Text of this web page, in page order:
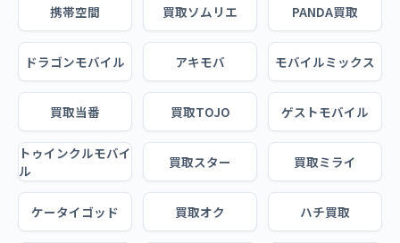
携帯空間 買取ソムリエ PANDA買取
ドラゴンモバイル アキモバ モバイルミックス
買取当番 買取TOJO ゲストモバイル
トゥインクルモバイ
ル
買取スター 買取ミライ
ケータイゴッド 買取オク ハチ買取